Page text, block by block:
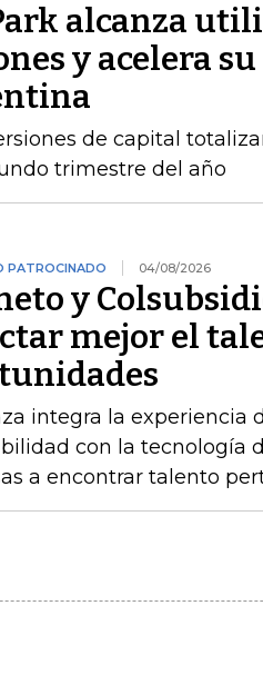
alcanza
y acelera
de capital
trimestre del año
PATROCINADO 04/08/2026
y
mejor el
integra la experiencia
con la tecnología
a encontrar talento